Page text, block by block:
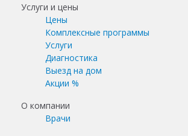
Услуги и цены
Цены
Комплексные программы
Услуги
Диагностика
Выезд на дом
Акции %
О компании
Врачи